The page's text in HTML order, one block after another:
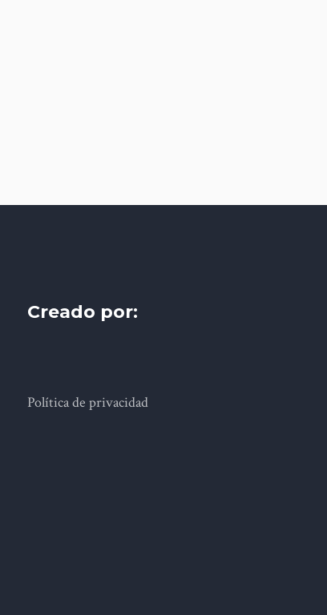
Creado por:
Política de privacidad